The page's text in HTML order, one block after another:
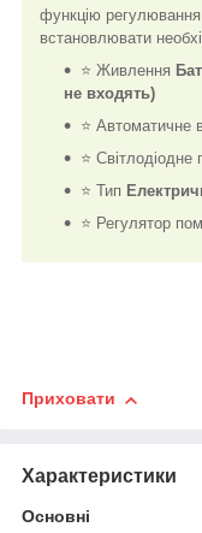
функцію
встановлювати
⭐ Живлення
не входять)
⭐ Автоматичне
⭐ Світлодіодне
⭐ Тип
⭐ Регулятор
Приховати
Характеристики
Основні